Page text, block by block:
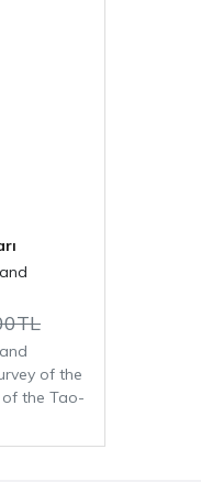
of the
the Tao-